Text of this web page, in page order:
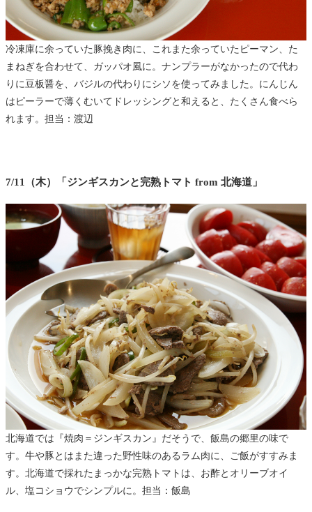
冷凍庫に余っていた豚挽き肉に、これまた余っていたピーマン、た
まねぎを合わせて、ガッパオ風に。ナンプラーがなかったので代わ
りに豆板醤を、バジルの代わりにシソを使ってみました。にんじん
はピーラーで薄くむいてドレッシングと和えると、たくさん食べら
れます。担当：渡辺
7/11（木）「ジンギスカンと完熟トマト from 北海道」
北海道では『焼肉＝ジンギスカン』だそうで、飯島の郷里の味で
す。牛や豚とはまた違った野性味のあるラム肉に、ご飯がすすみま
す。北海道で採れたまっかな完熟トマトは、お酢とオリーブオイ
ル、塩コショウでシンプルに。担当：飯島